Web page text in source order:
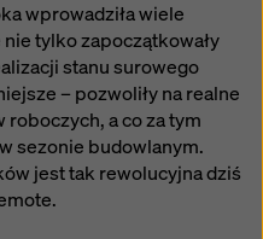
wprowadziła wiele
tylko zapoczątkowały
stanu surowego
– pozwoliły na realne
roboczych, a co za tym
sezonie budowlanym.
jest tak rewolucyjna dziś